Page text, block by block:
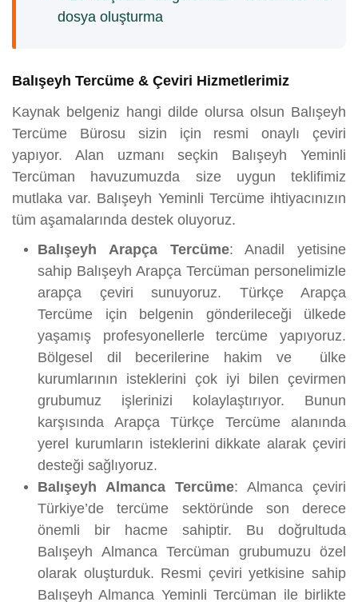
dosya oluşturma
Balışeyh Tercüme & Çeviri Hizmetlerimiz
Kaynak belgeniz hangi dilde olursa olsun Balışeyh
Tercüme Bürosu sizin için resmi onaylı çeviri
yapıyor. Alan uzmanı seçkin Balışeyh Yeminli
Tercüman havuzumuzda size uygun teklifimiz
mutlaka var. Balışeyh Yeminli Tercüme ihtiyacınızın
tüm aşamalarında destek oluyoruz.
Balışeyh Arapça Tercüme: Anadil yetisine
sahip Balışeyh Arapça Tercüman personelimizle
arapça çeviri sunuyoruz. Türkçe Arapça
Tercüme için belgenin gönderileceği ülkede
yaşamış profesyonellerle tercüme yapıyoruz.
Bölgesel dil becerilerine hakim ve ülke
kurumlarının isteklerini çok iyi bilen çevirmen
grubumuz işlerinizi kolaylaştırıyor. Bunun
karşısında Arapça Türkçe Tercüme alanında
yerel kurumların isteklerini dikkate alarak çeviri
desteği sağlıyoruz.
Balışeyh Almanca Tercüme: Almanca çeviri
Türkiye’de tercüme sektöründe son derece
önemli bir hacme sahiptir. Bu doğrultuda
Balışeyh Almanca Tercüman grubumuzu özel
olarak oluşturduk. Resmi çeviri yetkisine sahip
Balışeyh Almanca Yeminli Tercüman ile birlikte